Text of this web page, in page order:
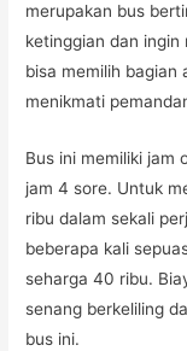
merupakan bus
ketinggian dan ingin
bisa memilih bagian
menikmati
Bus ini memiliki jam
jam 4 sore. Untuk
ribu dalam sekali
beberapa kali
seharga 40 ribu.
senang berkeliling
bus ini.